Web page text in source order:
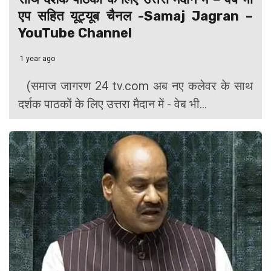
एप सहित यूट्यूब चैनल -Samaj Jagran –
YouTube Channel
1 year ago
(समाज जागरण 24 tv.com अब नए कलेवर के साथ
दर्शक पाठकों के लिए उत्तरा मैदान में - वेब भी...